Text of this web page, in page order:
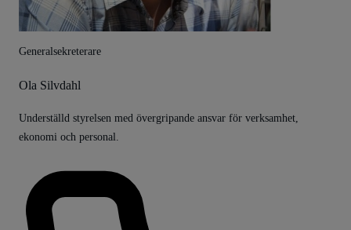
Generalsekreterare
Ola Silvdahl
Underställd styrelsen med övergripande ansvar för verksamhet,
ekonomi och personal.